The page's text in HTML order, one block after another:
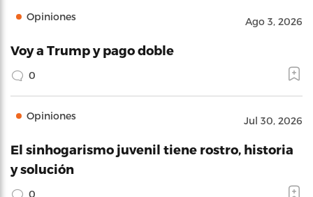
Opiniones Ago 3, 2026
Voy a Trump y pago doble
0
Opiniones Jul 30, 2026
El sinhogarismo juvenil tiene rostro, historia
y solución
0